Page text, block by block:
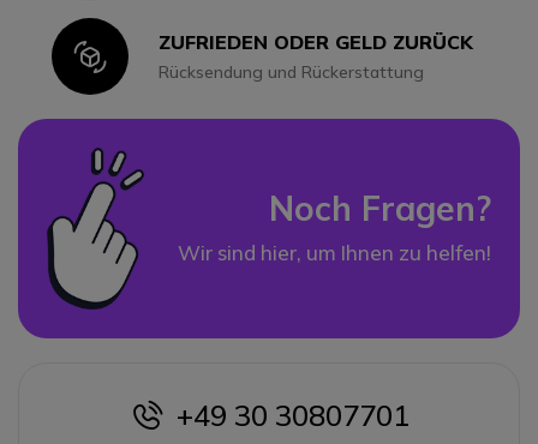
IconZUFRIEDEN ODER GELD ZURÜCK
Rücksendung und Rückerstattung
Noch Fragen?
Wir sind hier, um Ihnen zu helfen!
icon
+49 30 30807701